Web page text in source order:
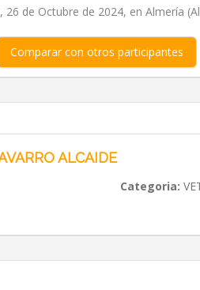
26 de Octubre de 2024, en Almería
Comparar con otros participantes
ALCAIDE
Categoria: